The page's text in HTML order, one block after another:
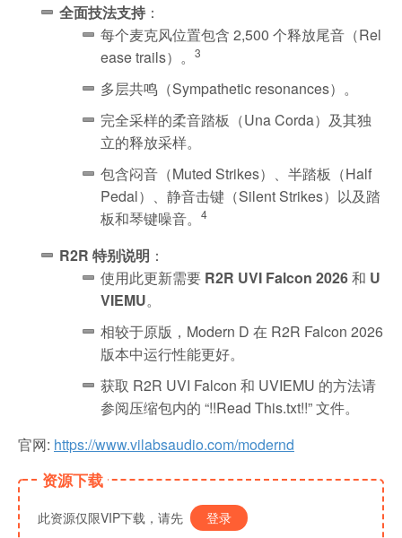
全面技法支持 ：
每个麦克风位置包含 2,500 个释放尾音（Rel
ease trails）。
3
多层共鸣（Sympathetic resonances）。
完全采样的柔音踏板（Una Corda）及其独
立的释放采样。
包含闷音（Muted Strikes）、半踏板（Half
Pedal）、静音击键（Silent Strikes）以及踏
板和琴键噪音。
4
R2R 特别说明 ：
使用此更新需要 R2R UVI Falcon 2026和 U
VIEMU。
相较于原版，Modern D 在 R2R Falcon 2026
版本中运行性能更好。
获取 R2R UVI Falcon 和 UVIEMU 的方法请
参阅压缩包内的 “!!Read This.txt!!” 文件。
官网: https://www.vilabsaudio.com/modernd
资源下载
此资源仅限VIP下载，请先 登录